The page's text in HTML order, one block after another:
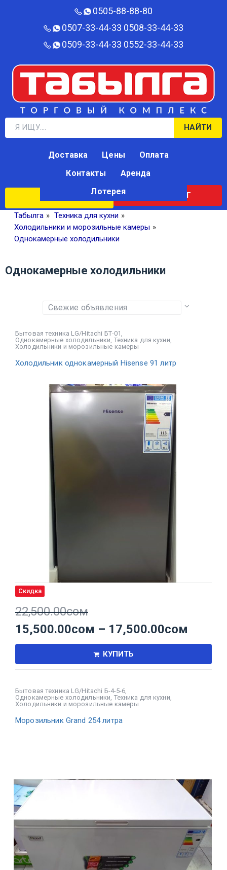
0505-88-88-80‬
0507-33-44-33 0508-33-44-33
0509-33-44-33 0552-33-44-33
НАЙТИ
КАТАЛОГ
Доставка Цены
Оплата
Контакты
Аренда
Лотерея
Табылга » Техника для кухни »
Холодильники и морозильные камеры »
Однокамерные холодильники
Однокамерные холодильники
Бытовая техника LG/Hitachi БТ-01
Однокамерные холодильники Техника для кухни
Холодильники и морозильные камеры
Холодильник однокамерный Hisense 91 литр
Скидка
22,500.00сом
15,500.00сом – 17,500.00сом
КУПИТЬ
Бытовая техника LG/Hitachi Б-4-5-6
Однокамерные холодильники Техника для кухни
Холодильники и морозильные камеры
Морозильник Grand 254 литра